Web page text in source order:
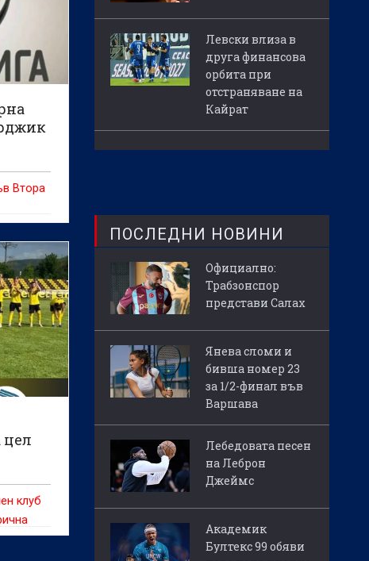
Втора
цел
клуб
лига
Левски влиза в
друга финансова
орбита при
отстраняване на
Кайрат
ПОСЛЕДНИ НОВИНИ
Официално:
Трабзонспор
представи Салах
Янева сломи и
бивша номер 23
за 1/2-финал във
Варшава
Лебедовата песен
на Леброн
Джеймс
Академик
Бултекс 99 обяви